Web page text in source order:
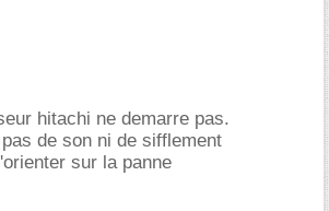
hitachi ne demarre pas.
de son ni de sifflement
sur la panne